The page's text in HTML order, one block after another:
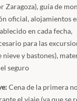
Zaragoza), guía de
oficial, alojamientos
en cada fecha,
para las
nieve y bastones),
seguro
Cena de la primera
el viaje (ya que se